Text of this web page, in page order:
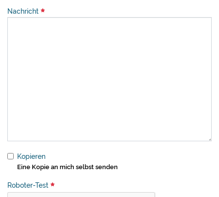
Nachricht
Kopieren
Eine Kopie an mich selbst senden
Roboter-Test